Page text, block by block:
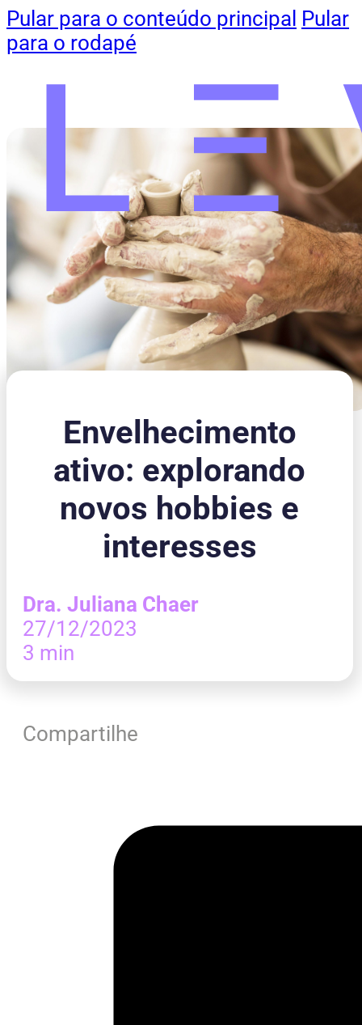
Pular para o conteúdo principal Pular
para o rodapé
Envelhecimento
ativo: explorando
novos hobbies e
interesses
Dra. Juliana Chaer
27/12/2023
3 min
Compartilhe